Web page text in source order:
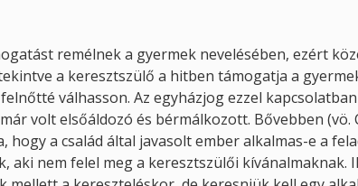
remélnek a gyermek nevelésében, ezért
a keresztszülő a hitben támogatja a
válhasson. Az egyházjog ezzel
volt elsőáldozó és bérmálkozott. Bővebben (vö.
a család által javasolt ember alkalmas-e a
aki nem felel meg a keresztszülői kívánalmaknak.